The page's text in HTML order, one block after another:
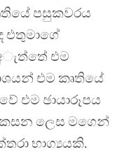
පසුකවරය
එතුමාගේ
එම
එම කෘතියේ
එම ඡායාරූපය
ලෙස මගෙන්
භාග්‍යයකි.